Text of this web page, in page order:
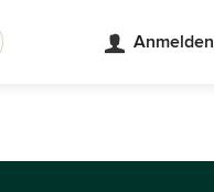
Anmelden